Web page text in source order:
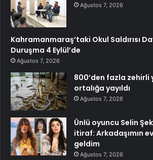
Ağustos 7, 2026
Kahramanmaraş’taki Okul Saldırısı
Duruşma 4 Eylül’de
Ağustos 7, 2026
800’den fazla zehirli
ortalığa yayıldı
Ağustos 7, 2026
Ünlü oyuncu Selin
itiraf: Arkadaşımın
geldim
Ağustos 7, 2026